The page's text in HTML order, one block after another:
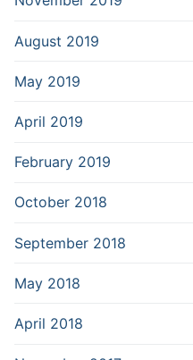
August 2019
May 2019
April 2019
February 2019
October 2018
September 2018
May 2018
April 2018